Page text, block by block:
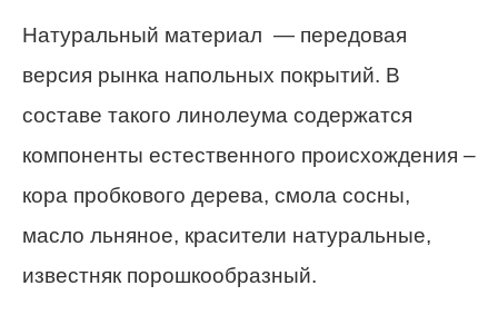
Натуральный материал — передовая
версия рынка напольных покрытий. В
составе такого линолеума содержатся
компоненты естественного происхождения –
кора пробкового дерева, смола сосны,
масло льняное, красители натуральные,
известняк порошкообразный.